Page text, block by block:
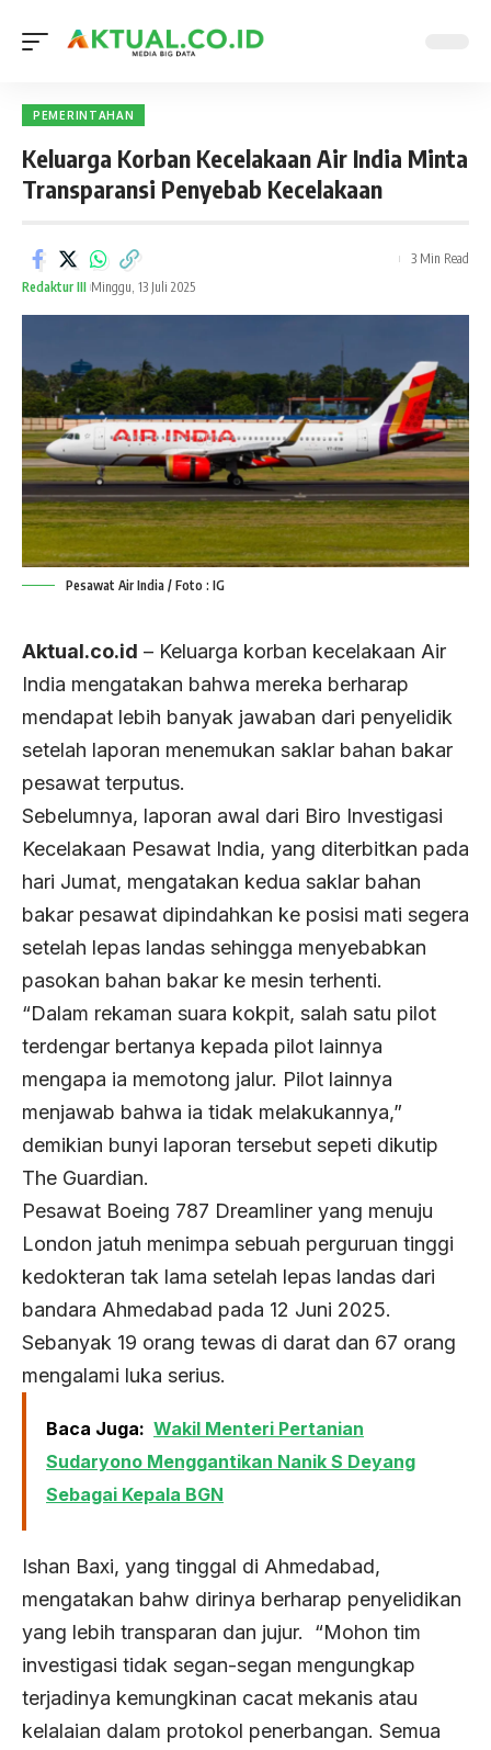
PEMERINTAHAN
Keluarga Korban Kecelakaan Air India Minta
Transparansi Penyebab Kecelakaan
Redaktur III Minggu, 13 Juli 2025
3 Min Read
Pesawat Air India / Foto : IG
Aktual.co.id – Keluarga korban kecelakaan Air
India mengatakan bahwa mereka berharap
mendapat lebih banyak jawaban dari penyelidik
setelah laporan menemukan saklar bahan bakar
pesawat terputus.
Sebelumnya, laporan awal dari Biro Investigasi
Kecelakaan Pesawat India, yang diterbitkan pada
hari Jumat, mengatakan kedua saklar bahan
bakar pesawat dipindahkan ke posisi mati segera
setelah lepas landas sehingga menyebabkan
pasokan bahan bakar ke mesin terhenti.
“Dalam rekaman suara kokpit, salah satu pilot
terdengar bertanya kepada pilot lainnya
mengapa ia memotong jalur. Pilot lainnya
menjawab bahwa ia tidak melakukannya,”
demikian bunyi laporan tersebut sepeti dikutip
The Guardian.
Pesawat Boeing 787 Dreamliner yang menuju
London jatuh menimpa sebuah perguruan tinggi
kedokteran tak lama setelah lepas landas dari
bandara Ahmedabad pada 12 Juni 2025.
Sebanyak 19 orang tewas di darat dan 67 orang
mengalami luka serius.
Baca Juga: Wakil Menteri Pertanian
Sudaryono Menggantikan Nanik S Deyang
Sebagai Kepala BGN
Ishan Baxi, yang tinggal di Ahmedabad,
mengatakan bahw dirinya berharap penyelidikan
yang lebih transparan dan jujur. “Mohon tim
investigasi tidak segan-segan mengungkap
terjadinya kemungkinan cacat mekanis atau
kelalaian dalam protokol penerbangan. Semua